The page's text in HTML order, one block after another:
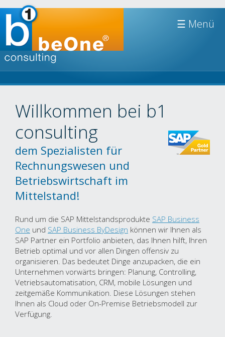
☰
Willkommen bei b1
consulting
dem Spezialisten für
Rechnungswesen und
Betriebswirtschaft im
Mittelstand!
Rund um die SAP Mittelstandsprodukte SAP Business
One und SAP Business ByDesign können wir Ihnen als
SAP Partner ein Portfolio anbieten, das Ihnen hilft, Ihren
Betrieb optimal und vor allen Dingen offensiv zu
organisieren. Das bedeutet Dinge anzupacken, die ein
Unternehmen vorwärts bringen: Planung, Controlling,
Vetriebsautomatisation, CRM, mobile Lösungen und
zeitgemäße Kommunikation. Diese Lösungen stehen
Ihnen als Cloud oder On-Premise Betriebsmodell zur
Verfügung.